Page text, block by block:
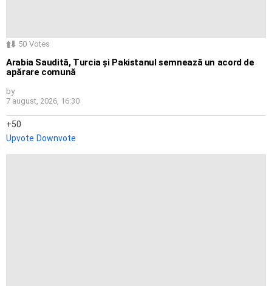
50 Votes
Arabia Saudită, Turcia și Pakistanul semnează un acord de
apărare comună
by
7 august, 2026, 16:30
50
Upvote Downvote